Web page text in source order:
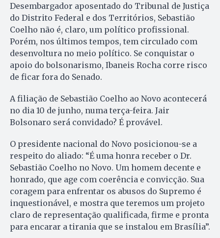
Desembargador aposentado do Tribunal de Justiça
do Distrito Federal e dos Territórios, Sebastião
Coelho não é, claro, um político profissional.
Porém, nos últimos tempos, tem circulado com
desenvoltura no meio político. Se conquistar o
apoio do bolsonarismo, Ibaneis Rocha corre risco
de ficar fora do Senado.
A filiação de Sebastião Coelho ao Novo acontecerá
no dia 10 de junho, numa terça-feira. Jair
Bolsonaro será convidado? É provável.
O presidente nacional do Novo posicionou-se a
respeito do aliado: “É uma honra receber o Dr.
Sebastião Coelho no Novo. Um homem decente e
honrado, que age com coerência e convicção. Sua
coragem para enfrentar os abusos do Supremo é
inquestionável, e mostra que teremos um projeto
claro de representação qualificada, firme e pronta
para encarar a tirania que se instalou em Brasília”.